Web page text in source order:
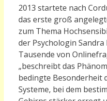
2013 startete nach
das erste groß
zum Thema
der Psychologin
Tausende von
„beschreibt das
bedingte Besonderheit
Systeme, bei dem